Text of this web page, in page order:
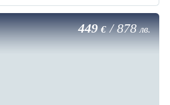
449 €/878 лв.